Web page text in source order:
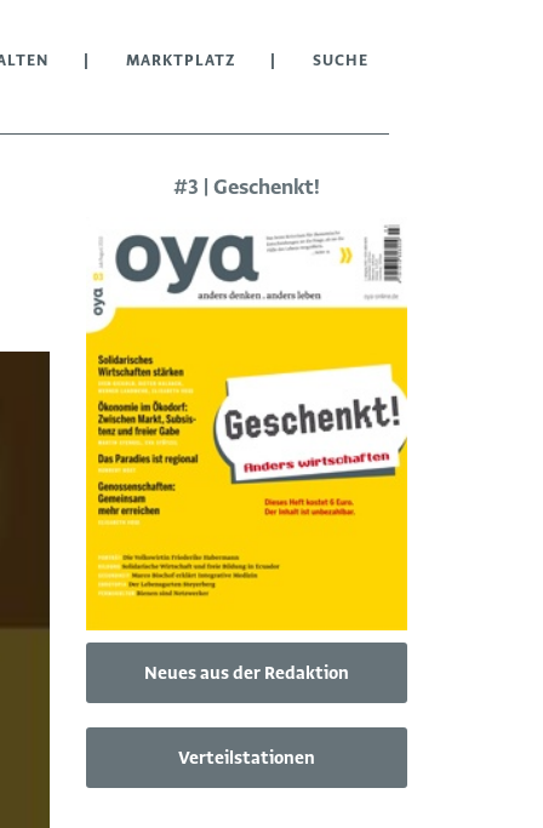
MARKTPLATZ SUCHE
#3 | Geschenkt!
Neues aus der Redaktion
Verteilstationen